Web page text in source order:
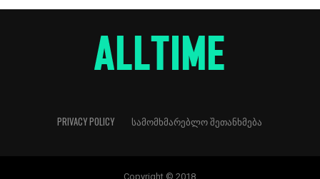
PRIVACY POLICY ᲡᲐᲛᲝᲛᲮᲛᲐᲠᲔᲑᲚᲝ ᲨᲔᲗᲐᲜᲮᲛᲔᲑᲐ
Copyright © 2018